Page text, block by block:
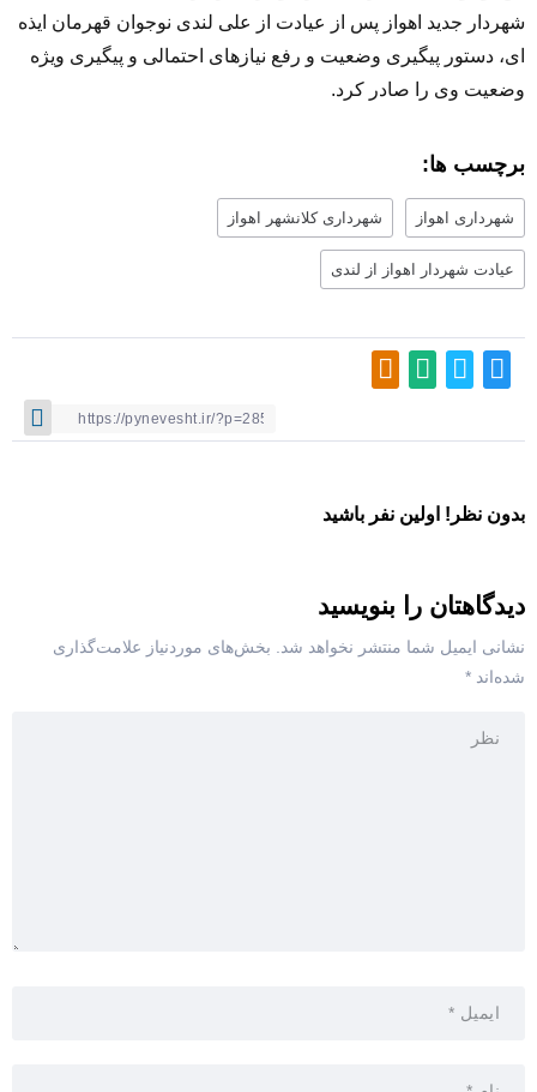
شهردار جدید اهواز پس از عیادت از علی لندی نوجوان قهرمان ایذه
ای، دستور پیگیری وضعیت و رفع نیازهای احتمالی و پیگیری ویژه
وضعیت وی را صادر کرد.
برچسب ها:
شهرداری اهواز شهرداری کلانشهر اهواز
عیادت شهردار اهواز از لندی
بدون نظر! اولین نفر باشید
دیدگاهتان را بنویسید
نشانی ایمیل شما منتشر نخواهد شد.
بخش‌های موردنیاز علامت‌گذاری
شده‌اند *